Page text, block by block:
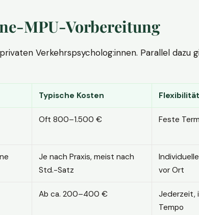
MPU-Vorbereitung
Verkehrspsycholog:innen. Parallel
Typische Kosten Flexibilität
Oft 800–1.500 € Feste
Je nach Praxis, meist nach
Std.-Satz
vor Ort
Ab ca. 200–400 €
Jederzeit,
Tempo